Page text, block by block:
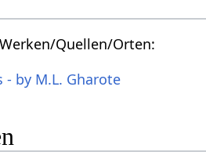
Quellen/Orten:
- by M.L. Gharote